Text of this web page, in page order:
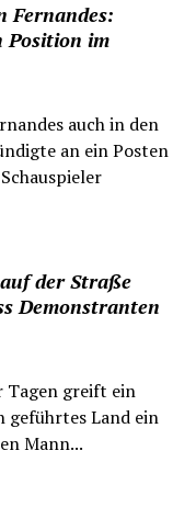
Fernandes:
Position im
auch in den
an ein Posten
der Straße
Demonstranten
Tagen greift ein
geführtes Land ein
Mann...